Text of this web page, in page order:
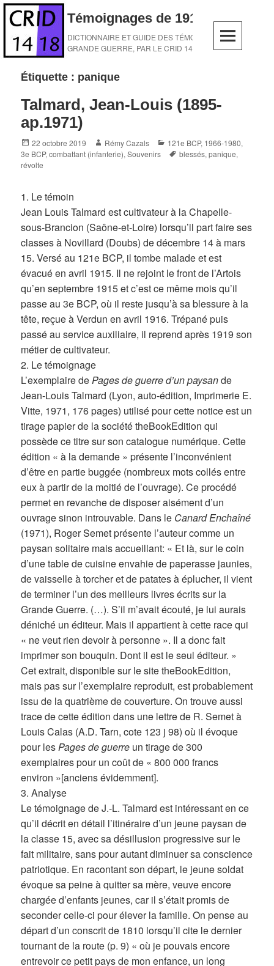
Skip
content
Témoignages de 1914-1918
DICTIONNAIRE ET GUIDE DES TÉMOINS DE LA
GRANDE GUERRE, PAR LE CRID 14-18
Étiquette : panique
Talmard, Jean-Louis (1895-
ap.1971)
Posted
on
22 octobre 2019 Author
Rémy Cazals Categories
121e BCP, 1966-1980,
3e BCP,combattant (infanterie),Souvenirs Tags
blessés,panique,
révolte
1. Le témoin
Jean Louis Talmard est cultivateur à la Chapelle-
sous-Brancion (Saône-et-Loire) lorsqu’il part faire ses
classes à Novillard (Doubs) de décembre 14 à mars
15. Versé au 121e BCP, il tombe malade et est
évacué en avril 1915. Il ne rejoint le front de l’Artois
qu’en septembre 1915 et c’est ce même mois qu’il
passe au 3e BCP, où il reste jusqu’à sa blessure à la
tête, reçue à Verdun en avril 1916. Trépané puis
passé au service auxiliaire, il reprend après 1919 son
métier de cultivateur.
2. Le témoignage
L’exemplaire dePages de guerre d’un paysande
Jean-Louis Talmard (Lyon, auto-édition, Imprimerie E.
Vitte, 1971, 176 pages) utilisé pour cette notice est un
tirage papier de la société theBookEdition qui
possède ce titre sur son catalogue numérique. Cette
édition « à la demande » présente l’inconvénient
d’être en partie buggée (nombreux mots collés entre
eux à partir de la moitié de l’ouvrage). Ce procédé
permet en revanche de disposer aisément d’un
ouvrage sinon introuvable. Dans le Canard Enchaîné
(1971), Roger Semet présente l’auteur comme un
paysan solitaire mais accueillant: « Et là, sur le coin
d’une table de cuisine envahie de paperasse jaunies,
de vaisselle à torcher et de patates à éplucher, il vient
de terminer l’un des meilleurs livres écrits sur la
Grande Guerre. (…). S’il m’avait écouté, je lui aurais
déniché un éditeur. Mais il appartient à cette race qui
« ne veut rien devoir à personne ». Il a donc fait
imprimer son bouquin. Dont il est le seul éditeur. »
Cet extrait, disponible sur le site theBookEdition,
mais pas sur l’exemplaire reproduit, est probablement
issu de la quatrième de couverture. On trouve aussi
trace de cette édition dans une lettre de R. Semet à
Louis Calas (A.D. Tarn, cote 123 j 98) où il évoque
pour lesPages de guerre un tirage de 300
exemplaires pour un coût de « 800 000 francs
environ »[anciens évidemment].
3. Analyse
Le témoignage de J.-L. Talmard est intéressant en ce
qu’il décrit en détail l’itinéraire d’un jeune paysan de
la classe 15, avec sa désillusion progressive sur le
fait militaire, sans pour autant diminuer sa conscience
patriotique. En racontant son départ, le jeune soldat
évoque sa peine à quitter sa mère, veuve encore
chargée d’enfants jeunes, car il s’était promis de
seconder celle-ci pour élever la famille. On pense au
départ d’un conscrit de 1810 lorsqu’il cite le dernier
tournant de la route (p. 9) « où je pouvais encore
entrevoir ce petit pays de mon enfance, un long